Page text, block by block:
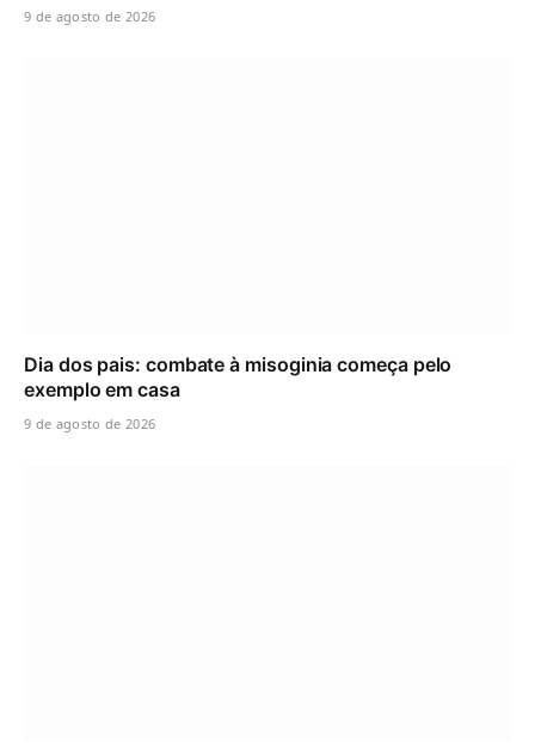
9 de agosto de 2026
Dia dos pais: combate à misoginia começa pelo
exemplo em casa
9 de agosto de 2026